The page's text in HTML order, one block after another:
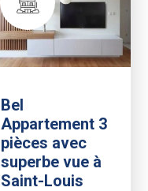
Bel
Appartement 3
pièces avec
superbe vue à
Saint-Louis